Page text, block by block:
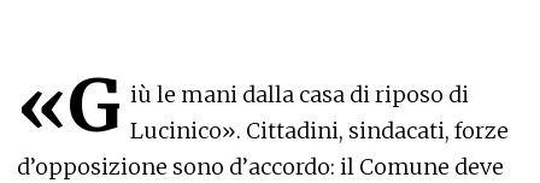
«G iù le mani dalla casa di riposo di
Lucinico». Cittadini, sindacati, forze
d’opposizione sono d’accordo: il Comune deve